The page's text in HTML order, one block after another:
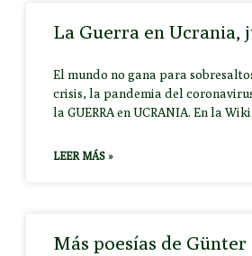
La Guerra en Ucrania,
El mundo no gana para
crisis, la pandemia del
la GUERRA en UCRANIA. En la
LEER MÁS »
Más poesías de Günter